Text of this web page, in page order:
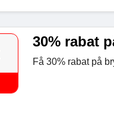
30% rabat
Få 30% rabat på